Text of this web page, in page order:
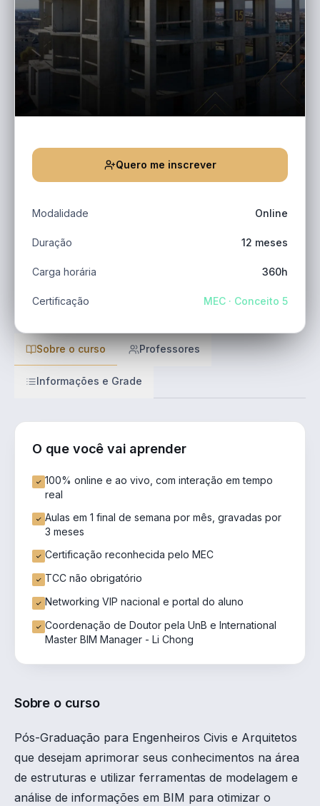
Sobre o curso Professores
Informações e Grade
O que você vai aprender
100% online e ao vivo, com interação em tempo
real
Aulas em 1 final de semana por mês, gravadas por
3 meses
Certificação reconhecida pelo MEC
TCC não obrigatório
Networking VIP nacional e portal do aluno
Coordenação de Doutor pela UnB e International
Master BIM Manager - Li Chong
Sobre o curso
Pós-Graduação para Engenheiros Civis e Arquitetos
que desejam aprimorar seus conhecimentos na área
de estruturas e utilizar ferramentas de modelagem e
análise de informações em BIM para otimizar o
Quero me inscrever
Modalidade Online
Duração 12 meses
Carga horária 360h
Certificação MEC · Conceito 5